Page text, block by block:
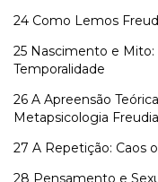
24 Como Lemos
25 Nascimento e
Temporalidade
26 A Apreensão
Metapsicologia
27 A Repetição: Caos
28 Pensamento e